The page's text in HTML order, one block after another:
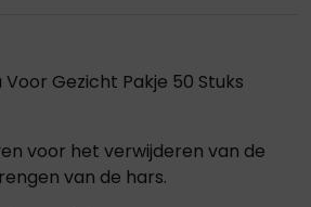
Gezicht Pakje 50 Stuks
voor het verwijderen van de
van de hars.